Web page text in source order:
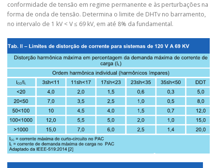
conformidade de tensão em regime permanente e às perturbações na
forma de onda de tensão. Determina o limite de DHTv no barramento,
no intervalo de 1 kV < V ≤ 69 kV, em até 8% da fundamental.